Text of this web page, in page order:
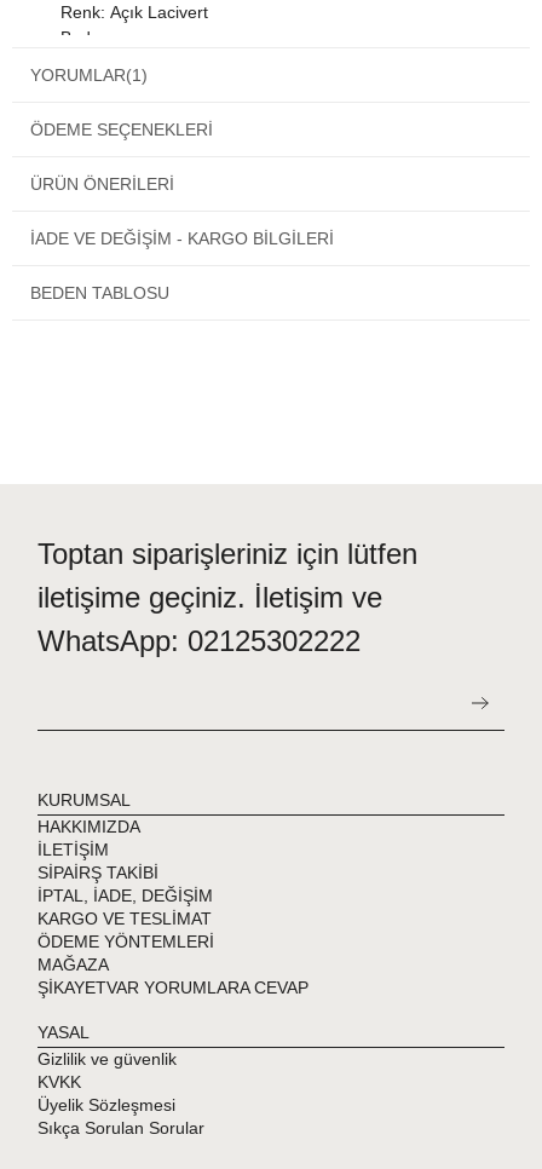
Renk: Açık Lacivert
Beden:
_________________________
Üstü polyester dokuma
Yüksek oranda su itme ve çabuk kuruma özelliğine sahiptir.
Paket içeriği:
dokuma haşema, uzun tayt, eşarp, likra bone ve iç göğüs
YORUMLAR(1)
ÖDEME SEÇENEKLERI
ÜRÜN ÖNERILERI
İADE VE DEĞİŞİM - KARGO BİLGİLERİ
BEDEN TABLOSU
Toptan siparişleriniz için lütfen
iletişime geçiniz. İletişim ve
WhatsApp: 02125302222
KURUMSAL
HAKKIMIZDA
İLETİŞİM
SİPAİRŞ TAKİBİ
İPTAL, İADE, DEĞİŞİM
KARGO VE TESLİMAT
ÖDEME YÖNTEMLERİ
MAĞAZA
ŞİKAYETVAR YORUMLARA CEVAP
YASAL
Gizlilik ve güvenlik
KVKK
Üyelik Sözleşmesi
Sıkça Sorulan Sorular